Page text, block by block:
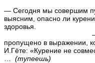
— Сегодня мы совершим
выясним, опасно ли
—
пропущено в выражении,
И.Гёте: «Курение не
(тупеешь)